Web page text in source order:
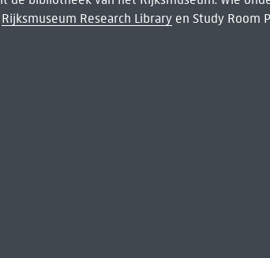
Rijksmuseum Research Libraryen Study Room